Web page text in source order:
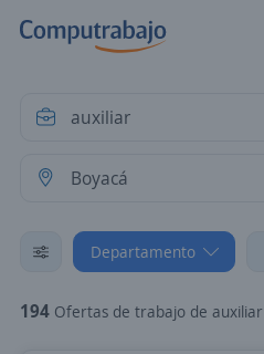
Departamento
194 Ofertas de trabajo de auxiliar en